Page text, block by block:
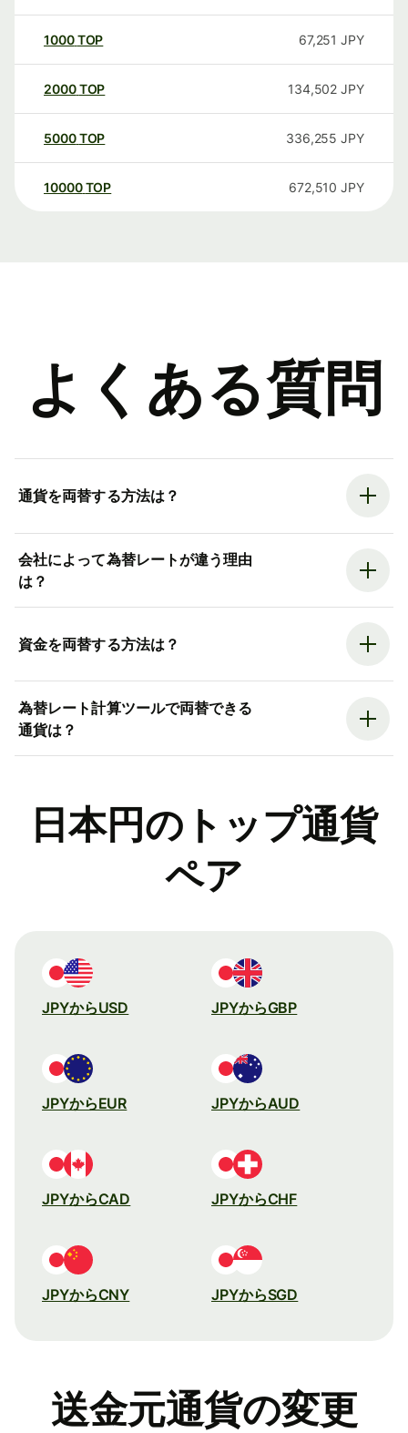
1000TOP 67,251 JPY
2000TOP 134,502 JPY
5000TOP 336,255 JPY
10000 TOP 672,510 JPY
よくある質問
通貨を両替する方法は？
会社によって為替レートが違う理由
は？
資金を両替する方法は？
為替レート計算ツールで両替できる
通貨は？
日本円のトップ通貨
ペア
JPYからUSD JPYからGBP
JPYからEUR JPYからAUD
JPYからCAD JPYからCHF
JPYからCNY JPYからSGD
送金元通貨の変更